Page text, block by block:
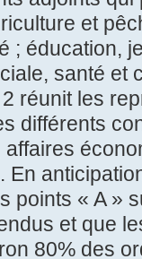
et
; éducation,
santé et
réunit les
différents
affaires
En
points « A »
et que
80% des